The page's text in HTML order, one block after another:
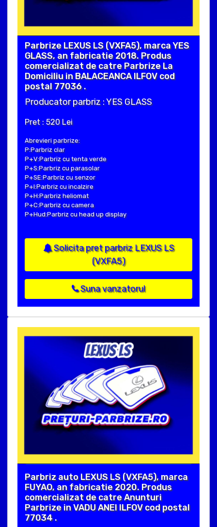
Parbrize LEXUS LS (VXFA5), marca YES
GLASS, an fabricatie 2018. Produs
comercializat de catre Parbrize La
Domiciliu in BALACEANCA ILFOV cod
postal 77036 .
Producator parbriz : YES GLASS
Pret : 520 Lei
Abrevieri parbrize:
P:Parbriz clar
P+V:Parbriz cu tenta verde
P+S:Parbriz cu parasolar
P+SE:Parbriz cu senzor
P+I:Parbriz cu incalzire
P+H:Parbriz heliomat
P+C:Parbriz cu camera
P+Hud:Parbriz cu head up display
Solicita pret parbriz LEXUS LS
(VXFA5)
Suna vanzatorul
Parbriz auto LEXUS LS (VXFA5), marca
FUYAO, an fabricatie 2020. Produs
comercializat de catre Anunturi
Parbrize in VADU ANEI ILFOV cod postal
77034 .